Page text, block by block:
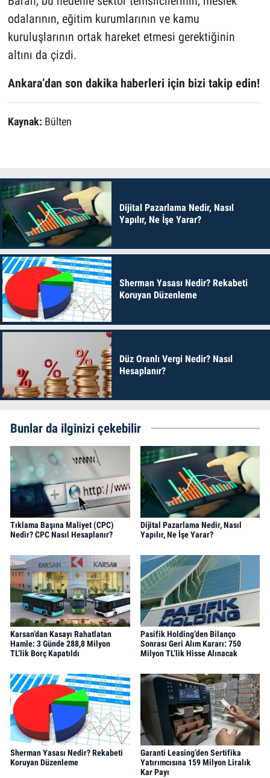
odalarının, eğitim kurumlarının ve kamu
kuruluşlarının ortak hareket etmesi gerektiğinin
altını da çizdi.
Ankara’dan son dakika haberleri için bizi takip edin!
Kaynak: Bülten
Dijital Pazarlama Nedir, Nasıl
Yapılır, Ne İşe Yarar?
Sherman Yasası Nedir? Rekabeti
Koruyan Düzenleme
Düz Oranlı Vergi Nedir? Nasıl
Hesaplanır?
Bunlar da ilginizi çekebilir
Tıklama Başına Maliyet (CPC)
Nedir? CPC Nasıl Hesaplanır?
Dijital Pazarlama Nedir, Nasıl
Yapılır, Ne İşe Yarar?
Karsan’dan Kasayı Rahatlatan
Hamle: 3 Günde 288,8 Milyon
TL’lik Borç Kapatıldı
Pasifik Holding’den Bilanço
Sonrası Geri Alım Kararı: 750
Milyon TL’lik Hisse Alınacak
Sherman Yasası Nedir? Rekabeti
Koruyan Düzenleme
Garanti Leasing’den Sertifika
Yatırımcısına 159 Milyon Liralık
Kar Payı